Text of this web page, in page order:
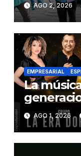
2026
AGO 2, 2026
EMPRESARIAL
La
cambiar
Dorada»
Nacional
la
AGO 1, 2026